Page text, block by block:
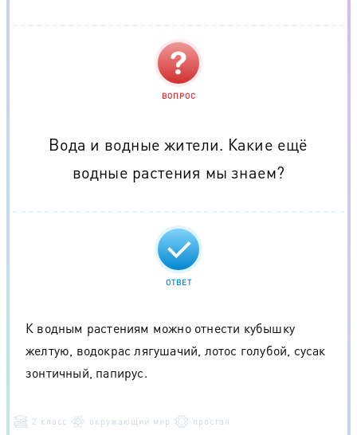
ВОПРОС
Вода и водные жители. Какие ещё
водные растения мы знаем?
ОТВЕТ
К водным растениям можно отнести кубышку
желтую, водокрас лягушачий, лотос голубой, сусак
зонтичный, папирус.
2 класс окружающий мир простая